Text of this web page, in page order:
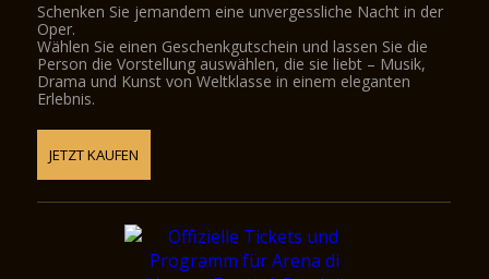
Schenken Sie jemandem eine unvergessliche Nacht in der
Oper.
Wählen Sie einen Geschenkgutschein und lassen Sie die
Person die Vorstellung auswählen, die sie liebt – Musik,
Drama und Kunst von Weltklasse in einem eleganten
Erlebnis.
JETZT KAUFEN